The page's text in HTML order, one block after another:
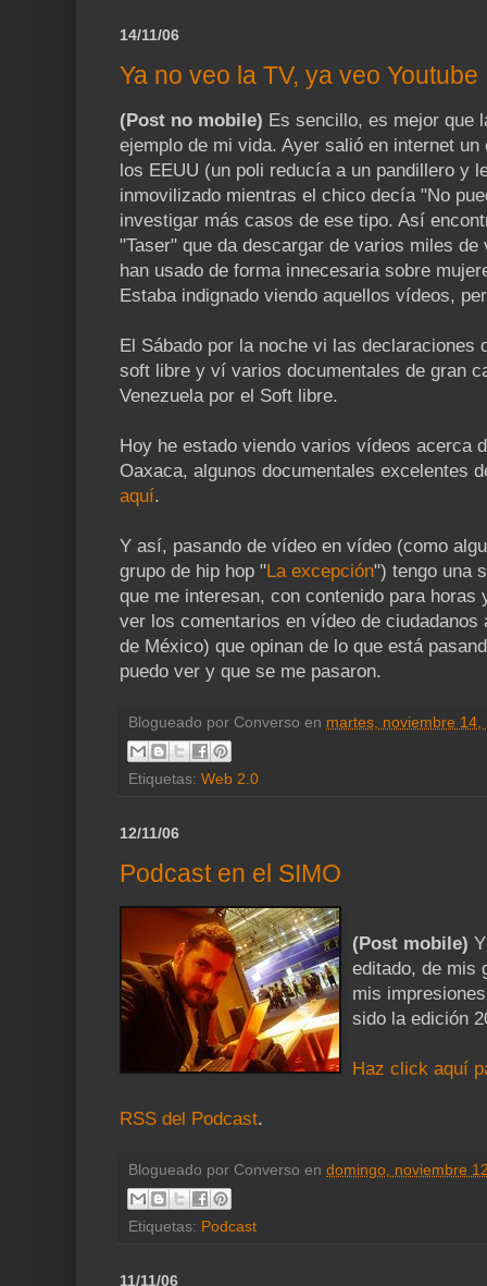
14/11/06
Ya no veo la TV, ya veo Youtube
(Post no mobile) Es sencillo, es mejor que
ejemplo de mi vida. Ayer salió en internet
los EEUU (un poli reducía a un pandillero y
inmovilizado mientras el chico decía "No
investigar más casos de ese tipo. Así
"Taser" que da descargar de varios miles
han usado de forma innecesaria sobre
Estaba indignado viendo aquellos vídeos,
El Sábado por la noche vi las declaraciones
soft libre y ví varios documentales de gran
Venezuela por el Soft libre.
Hoy he estado viendo varios vídeos acerca
Oaxaca, algunos documentales excelentes
aquí.
Y así, pasando de vídeo en vídeo (como
grupo de hip hop "La excepción") tengo una
que me interesan, con contenido para horas
ver los comentarios en vídeo de ciudadanos
de México) que opinan de lo que está
puedo ver y que se me pasaron.
Blogueado por Converso en martes, noviembre 14,
Etiquetas: Web 2.0
12/11/06
Podcast en el SIMO
(Post mobile)
editado, de mis
mis
sido la edición
Haz click aquí
RSS del Podcast.
Blogueado por Converso en domingo, noviembre
Etiquetas: Podcast
11/11/06